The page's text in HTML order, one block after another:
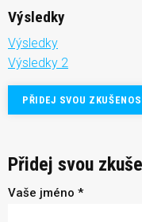
Výsledky
Výsledky
Výsledky 2
PŘIDEJ SVOU
Přidej svou
Vaše jméno *